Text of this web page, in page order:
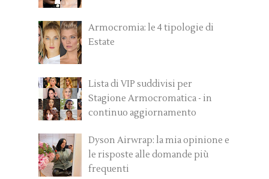
Armocromia: le 4 tipologie di
Estate
Lista di VIP suddivisi per
Stagione Armocromatica - in
continuo aggiornamento
Dyson Airwrap: la mia opinione e
le risposte alle domande più
frequenti